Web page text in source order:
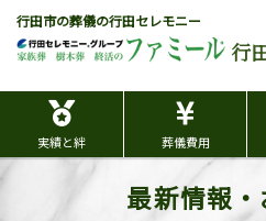
行田市の葬儀の行田セレモニー
行
実績と絆 葬儀費用
最新情報